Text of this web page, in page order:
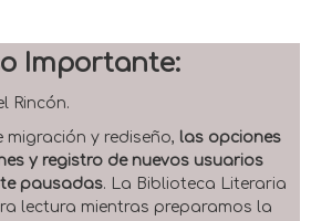
Importante:
Rincón.
migración y rediseño, las opciones
y registro de nuevos usuarios
pausadas. La Biblioteca Literaria
lectura mientras preparamos la